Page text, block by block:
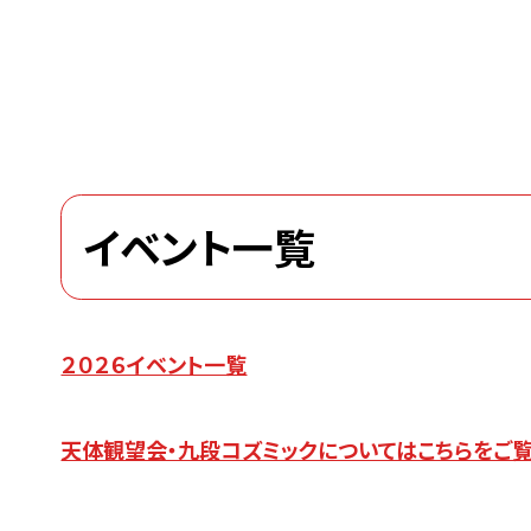
イベント一覧
２０２６イベント一覧
天体観望会・九段コズミックについてはこちらをご